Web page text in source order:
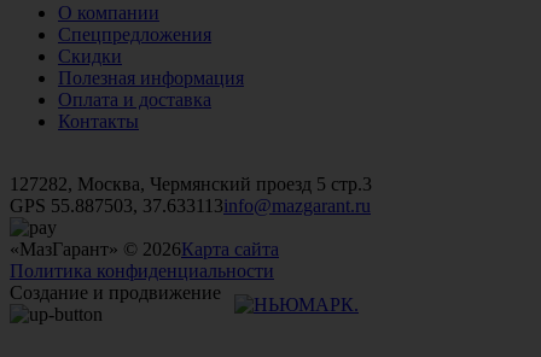
О компании
Спецпредложения
Скидки
Полезная информация
Оплата и доставка
Контакты
127282, Москва, Чермянский проезд 5 стр.3
GPS 55.887503, 37.633113info@mazgarant.ru
«МазГарант» © 2026Карта сайта
Политика конфиденциальности
Создание и продвижение